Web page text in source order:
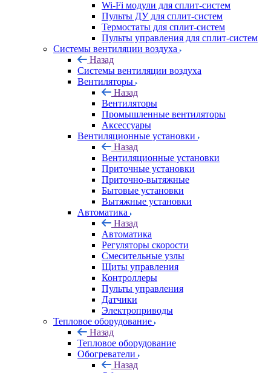
Wi-Fi модули для сплит-систем
Пульты ДУ для сплит-систем
Термостаты для сплит-систем
Пульты управления для сплит-систем
Системы вентиляции воздуха
Назад
Системы вентиляции воздуха
Вентиляторы
Назад
Вентиляторы
Промышленные вентиляторы
Аксессуары
Вентиляционные установки
Назад
Вентиляционные установки
Приточные установки
Приточно-вытяжные
Бытовые установки
Вытяжные установки
Автоматика
Назад
Автоматика
Регуляторы скорости
Смесительные узлы
Щиты управления
Контроллеры
Пульты управления
Датчики
Электроприводы
Тепловое оборудование
Назад
Тепловое оборудование
Обогреватели
Назад